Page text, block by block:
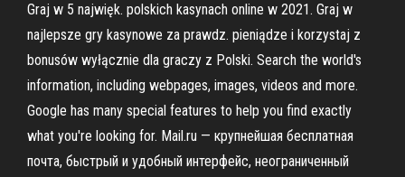
Graj w 5 najwięk. polskich kasynach online w 2021. Graj w
najlepsze gry kasynowe za prawdz. pieniądze i korzystaj z
bonusów wyłącznie dla graczy z Polski. Search the world's
information, including webpages, images, videos and more.
Google has many special features to help you find exactly
what you're looking for. Mail.ru — крупнейшая бесплатная
почта, быстрый и удобный интерфейс, неограниченный